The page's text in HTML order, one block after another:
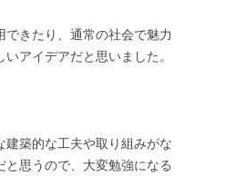
きたり、通常の社会で魅力
アイデアだと思いました。
築的な工夫や取り組みがな
思うので、大変勉強になる